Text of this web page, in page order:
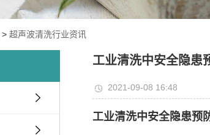
> 超声波清洗行业资讯
工业清洗中安全隐患
2021-09-08 16:48
工业清洗中安全隐患预